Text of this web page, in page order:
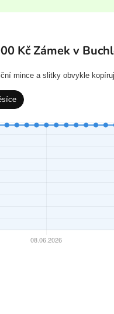
Kč Zámek v
mince a slitky obvykle